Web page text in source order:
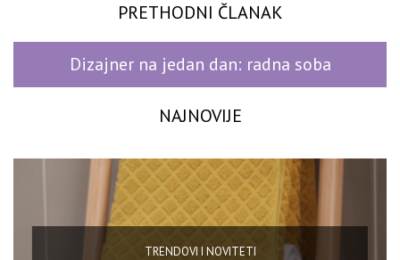
PRETHODNI ČLANAK
Dizajner na jedan dan: radna soba
NAJNOVIJE
TRENDOVI I NOVITETI